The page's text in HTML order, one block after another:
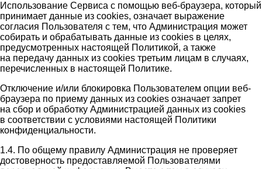
Использование Сервиса с помощью веб-браузера, который
принимает данные из cookies, означает выражение
согласия Пользователя с тем, что Администрация может
собирать и обрабатывать данные из cookies в целях,
предусмотренных настоящей Политикой, а также
на передачу данных из cookies третьим лицам в случаях,
перечисленных в настоящей Политике.
Отключение и/или блокировка Пользователем опции веб-
браузера по приему данных из cookies означает запрет
на сбор и обработку Администрацией данных из cookies
в соответствии с условиями настоящей Политики
конфиденциальности.
1.4. По общему правилу Администрация не проверяет
достоверность предоставляемой Пользователями